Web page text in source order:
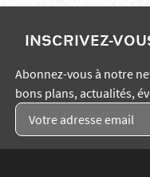
INSCRIVEZ-
Abonnez-vous à notre
bons plans, actualités,